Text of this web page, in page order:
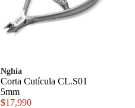
Nghia
Corta Cutícula CL.S01
5mm
$17,990